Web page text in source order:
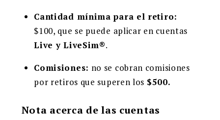
Cantidad mínima para el retiro:
$100, que se puede aplicar en cuentas
Live y LiveSim®.
Comisiones: no se cobran comisiones
por retiros que superen los $500.
Nota acerca de las cuentas